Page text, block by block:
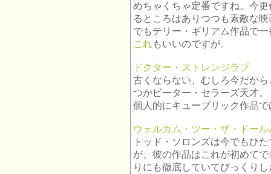
めちゃくちゃ定番ですね。今
るところはありつつも素敵な
でもテリー・ギリアム作品で
これもいいのですが。
ドクター・ストレンジラブ
古くならない、むしろ今だか
つかピーター・セラーズ天才。
個人的にキューブリック作品
ウェルカム・ツー・ザ・ドール
トッド・ソロンズは今でもひ
が、彼の作品はこれが初めて
りにも徹底していてびっくり